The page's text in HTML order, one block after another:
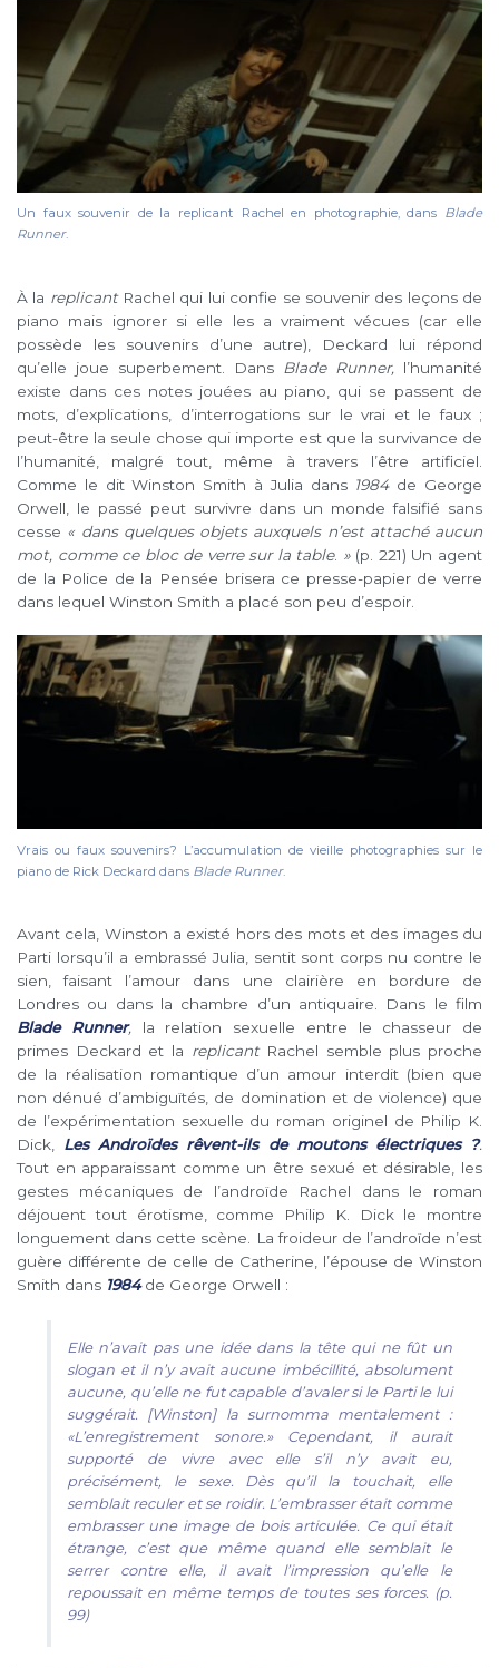
Un faux souvenir de la replicant Rachel en photographie, dans Blade
Runner.
À la replicantRachel qui lui confie se souvenir des leçons de
piano mais ignorer si elle les a vraiment vécues (car elle
possède les souvenirs d’une autre), Deckard lui répond
qu’elle joue superbement. Dans
Blade Runner, l’humanité
existe dans ces notes jouées au piano, qui se passent de
mots, d’explications, d’interrogations sur le vrai et le faux ;
peut-être la seule chose qui importe est que la survivance de
l’humanité, malgré tout, même à travers l’être artificiel.
Comme le dit Winston Smith à Julia dans 1984 de George
Orwell, le passé peut survivre dans un monde falsifié sans
cesse « dans quelques objets auxquels n’est attaché aucun
mot, comme ce bloc de verre sur la table. » (p. 221) Un agent
de la Police de la Pensée brisera ce presse-papier de verre
dans lequel Winston Smith a placé son peu d’espoir.
Vrais ou faux souvenirs? L’accumulation de vieille photographies sur le
piano de Rick Deckard dans Blade Runner.
Avant cela, Winston a existé hors des mots et des images du
Parti lorsqu’il a embrassé Julia, sentit sont corps nu contre le
sien, faisant l’amour dans une clairière en bordure de
Londres ou dans la chambre d’un antiquaire. Dans le film
Blade Runner, la relation sexuelle entre le chasseur de
primes Deckard et la replicant Rachel semble plus proche
de la réalisation romantique d’un amour interdit (bien que
non dénué d’ambiguïtés, de domination et de violence) que
de l’expérimentation sexuelle du roman originel de Philip K.
Dick, Les Androïdes rêvent-ils de moutons électriques ?.
Tout en apparaissant comme un être sexué et désirable, les
gestes mécaniques de l’androïde Rachel dans le roman
déjouent tout érotisme, comme Philip K. Dick le montre
longuement dans cette scène. La froideur de l’androïde n’est
guère différente de celle de Catherine, l’épouse de Winston
Smith dans 1984de George Orwell :
Elle n’avait pas une idée dans la tête qui ne fût un
slogan et il n’y avait aucune imbécillité, absolument
aucune, qu’elle ne fut capable d’avaler si le Parti le lui
suggérait. [Winston] la surnomma mentalement :
«L’enregistrement sonore.» Cependant, il aurait
supporté de vivre avec elle s’il n’y avait eu,
précisément, le sexe. Dès qu’il la touchait, elle
semblait reculer et se roidir. L’embrasser était comme
embrasser une image de bois articulée. Ce qui était
étrange, c’est que même quand elle semblait le
serrer contre elle, il avait l’impression qu’elle le
repoussait en même temps de toutes ses forces. (p.
99)